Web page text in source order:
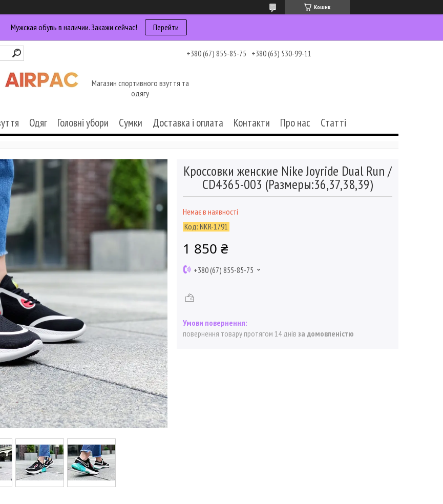
Кошик
Мужская обувь в наличии. Закажи сейчас! Перейти
+380 (67) 855-85-75 +380 (63) 530-99-11
Магазин спортивного взуття та
одягу
Одяг Головні убори Сумки Доставка і оплата Контакти Про нас Статті
Кроссовки женские Nike Joyride Dual Run /
CD4365-003 (Размеры:36,37,38,39)
Немає в наявності
Код: NKR-1791
1 850 ₴
+380 (67) 855-85-75
повернення товару протягом 14 днів за домовленістю